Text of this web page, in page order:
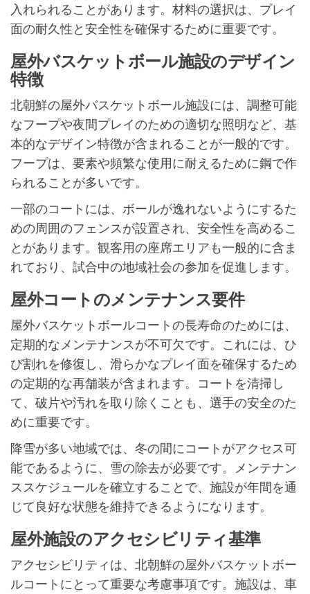
入れられることがあります。材料の選択は、プレイ
面の耐久性と安全性を確保するために重要です。
屋外バスケットボール施設のデザイン
特徴
北朝鮮の屋外バスケットボール施設には、調整可能
なフープや夜間プレイのための適切な照明など、基
本的なデザイン特徴が含まれることが一般的です。
フープは、要素や頻繁な使用に耐えるために鋼で作
られることが多いです。
一部のコートには、ボールが逸れないようにするた
めの周囲のフェンスが設置され、安全性を高めるこ
とがあります。観客用の座席エリアも一般的に含ま
れており、試合中の地域社会の参加を促進します。
屋外コートのメンテナンス要件
屋外バスケットボールコートの長寿命のためには、
定期的なメンテナンスが不可欠です。これには、ひ
び割れを修復し、滑らかなプレイ面を確保するため
の定期的な再舗装が含まれます。コートを清掃し
て、破片や汚れを取り除くことも、選手の安全のた
めに重要です。
降雪が多い地域では、冬の間にコートがアクセス可
能であるように、雪の除去が必要です。メンテナン
ススケジュールを確立することで、施設が年間を通
じて良好な状態を維持できるようになります。
屋外施設のアクセシビリティ基準
アクセシビリティは、北朝鮮の屋外バスケットボー
ルコートにとって重要な考慮事項です。施設は、車